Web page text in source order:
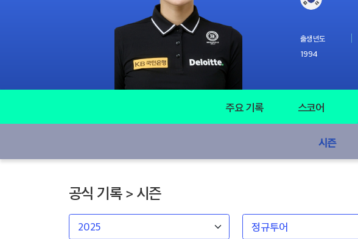
출생년도
1994
주요 기록 스코어
시즌
공식 기록 > 시즌